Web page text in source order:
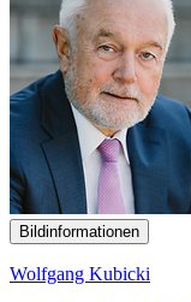
Bildinformationen
Wolfgang Kubicki